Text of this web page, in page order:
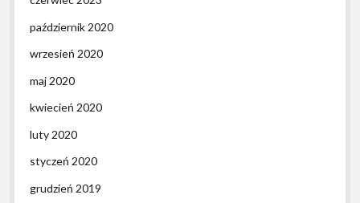
październik 2020
wrzesień 2020
maj 2020
kwiecień 2020
luty 2020
styczeń 2020
grudzień 2019